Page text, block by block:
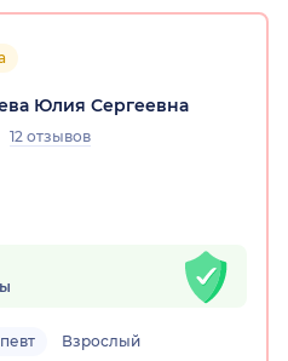
Юлия Сергеевна
12 отзывов
Взрослый